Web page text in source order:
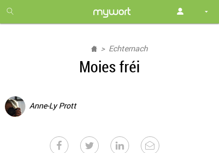
month
free
Echternach
Moies fréi
Anne-Ly Prott